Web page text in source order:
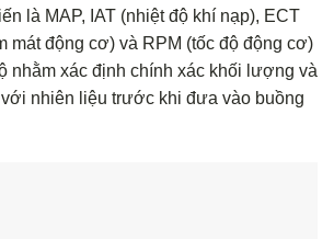
là MAP, IAT (nhiệt độ khí nạp), ECT
mát động cơ) và RPM (tốc độ động cơ)
nhằm xác định chính xác khối lượng và
nhiên liệu trước khi đưa vào buồng